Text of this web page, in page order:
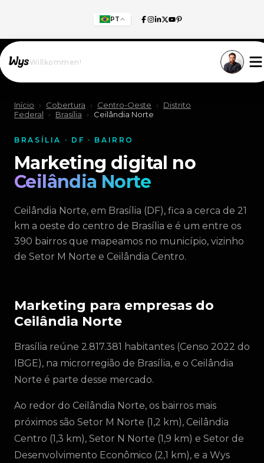
PT
Willkommen!
Início › Cobertura › Centro-Oeste ›
Distrito
Federal
› Brasília › Ceilândia Norte
BRASÍLIA · DF · BAIRRO
Marketing digital no
Ceilândia Norte
Ceilândia Norte, em Brasília (DF), fica a cerca de 21
km a oeste do centro de Brasília e é um entre os
390 bairros que mapeamos no município, vizinho
de Setor M Norte e Ceilândia Centro.
Marketing para empresas do
Ceilândia Norte
Brasília reúne 2.817.381 habitantes (Censo 2022 do
IBGE), na microrregião de Brasília, e o Ceilândia
Norte é parte desse mercado.
Ao redor do Ceilândia Norte, os bairros mais
próximos são Setor M Norte (1,2 km), Ceilândia
Centro (1,3 km), Setor N Norte (1,9 km) e Setor de
Desenvolvimento Econômico (2,1 km), e a Wys